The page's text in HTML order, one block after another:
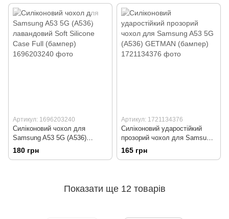
Артикул: 1696203240
Силіконовий чохол для
Samsung A53 5G (A536)
лавандовий Soft Silicone Case
Full (бампер)
180 грн
Артикул: 1721134376
Силіконовий ударостійкий
прозорий чохол для Samsung
A53 5G (A536) GETMAN
(бампер)
165 грн
Показати ще 12 товарів